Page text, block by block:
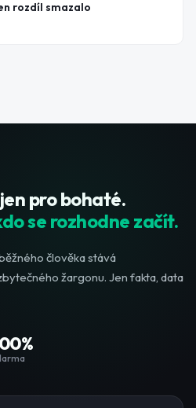
rozdíl smazalo
pro bohaté.
se rozhodne začít.
člověka stává
žargonu. Jen fakta, data